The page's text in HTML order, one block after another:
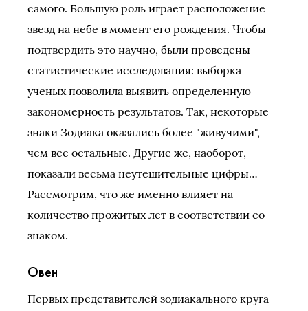
самого. Большую роль играет расположение
звезд на небе в момент его рождения. Чтобы
подтвердить это научно, были проведены
статистические исследования: выборка
ученых позволила выявить определенную
закономерность результатов. Так, некоторые
знаки Зодиака оказались более "живучими",
чем все остальные. Другие же, наоборот,
показали весьма неутешительные цифры…
Рассмотрим, что же именно влияет на
количество прожитых лет в соответствии со
знаком.
Овен
Первых представителей зодиакального круга